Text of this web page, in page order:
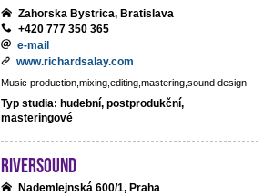
Zahorska Bystrica, Bratislava
+420 777 350 365
e-mail
www.richardsalay.com
Music production,mixing,editing,mastering,sound design
Typ studia: hudební, postprodukční,
masteringové
Riversound
Nademlejnská 600/1, Praha